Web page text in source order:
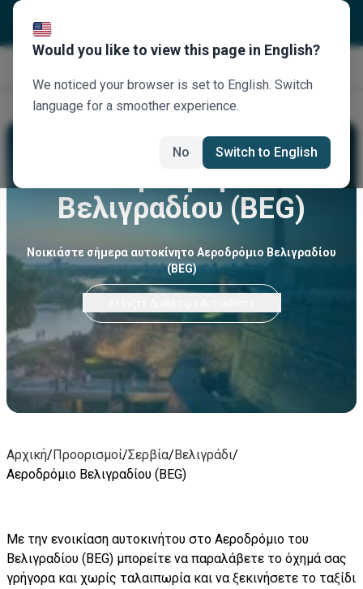
Αεροδρόμιο
Βελιγραδίου (BEG)
Νοικιάστε σήμερα αυτοκίνητο Αεροδρόμιο Βελιγραδίου
(BEG)
Αρχική/Προορισμοί/Σερβία/Βελιγράδι/
Αεροδρόμιο Βελιγραδίου (BEG)
Με την ενοικίαση αυτοκινήτου στο Αεροδρόμιο του
Βελιγραδίου (BEG) μπορείτε να παραλάβετε το όχημά σας
γρήγορα και χωρίς ταλαιπωρία και να ξεκινήσετε το ταξίδι
Would you like to view this page in English?
We noticed your browser is set to English. Switch
language for a smoother experience.
No Switch to English